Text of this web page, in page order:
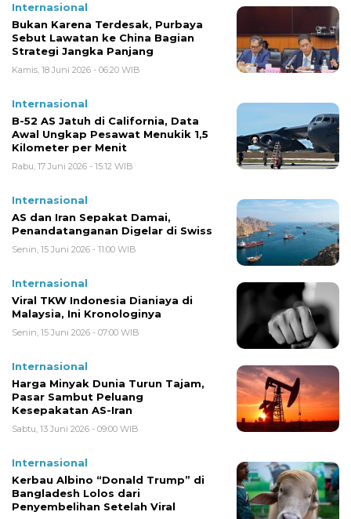
Internasional
Bukan Karena Terdesak, Purbaya
Sebut Lawatan ke China Bagian
Strategi Jangka Panjang
Kamis, 18 Juni 2026 - 06:20 WIB
Internasional
B-52 AS Jatuh di California, Data
Awal Ungkap Pesawat Menukik 1,5
Kilometer per Menit
Rabu, 17 Juni 2026 - 15:12 WIB
Internasional
AS dan Iran Sepakat Damai,
Penandatanganan Digelar di Swiss
Senin, 15 Juni 2026 - 11:00 WIB
Internasional
Viral TKW Indonesia Dianiaya di
Malaysia, Ini Kronologinya
Senin, 15 Juni 2026 - 07:00 WIB
Internasional
Harga Minyak Dunia Turun Tajam,
Pasar Sambut Peluang
Kesepakatan AS-Iran
Sabtu, 13 Juni 2026 - 09:00 WIB
Internasional
Kerbau Albino “Donald Trump” di
Bangladesh Lolos dari
Penyembelihan Setelah Viral